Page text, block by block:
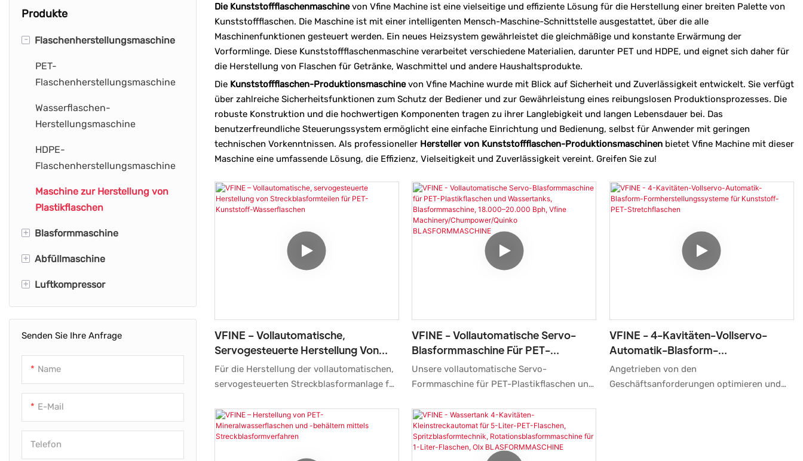
Produkte
- Flaschenherstellungsmaschine
PET-
Flaschenherstellungsmaschine
Wasserflaschen-
Herstellungsmaschine
HDPE-
Flaschenherstellungsmaschine
Maschine zur Herstellung von
Plastikflaschen
+ Blasformmaschine
Flaschenblasformmaschine
Flaschenblasmaschine
HDPE-Blasformmaschine
Extrusionsblasformmaschine
Haustier-Gebläsemaschine
PET-Flaschenblasmaschine
+ Abfüllmaschine
Flaschenfüllmaschine
Wasserabfüllmaschine
+ Luftkompressor
Industrieller Luftkompressor
Ölfreier Luftkompressor
Hochdruck-Luftkompressor
Schraubenluftkompressor
Senden Sie Ihre Anfrage
Name
E-Mail
Telefon
Die Kunststoffflaschenmaschinevon Vfine Machine ist eine vielseitige und effiziente Lösung für die Herstellung einer breiten Palette von
Kunststoffflaschen. Die Maschine ist mit einer intelligenten Mensch-Maschine-Schnittstelle ausgestattet, über die alle
Maschinenfunktionen gesteuert werden. Ein neues Heizsystem gewährleistet die gleichmäßige und konstante Erwärmung der
Vorformlinge. Diese Kunststoffflaschenmaschine verarbeitet verschiedene Materialien, darunter PET und HDPE, und eignet sich daher für
die Herstellung von Flaschen für Getränke, Waschmittel und andere Haushaltsprodukte.
Die Kunststoffflaschen-Produktionsmaschinevon Vfine Machine wurde mit Blick auf Sicherheit und Zuverlässigkeit entwickelt. Sie verfügt
über zahlreiche Sicherheitsfunktionen zum Schutz der Bediener und zur Gewährleistung eines reibungslosen Produktionsprozesses. Die
robuste Konstruktion und die hochwertigen Komponenten tragen zu ihrer Langlebigkeit und langen Lebensdauer bei. Das
benutzerfreundliche Steuerungssystem ermöglicht eine einfache Einrichtung und Bedienung, selbst für Anwender mit geringen
technischen Vorkenntnissen. Als professioneller Hersteller von Kunststoffflaschen-Produktionsmaschinenbietet Vfine Machine mit dieser
Maschine eine umfassende Lösung, die Effizienz, Vielseitigkeit und Zuverlässigkeit vereint. Greifen Sie zu!
VFINE – Vollautomatische,
Servogesteuerte Herstellung Von
Streckblasformteilen Für PET-
Kunststoff-Wasserflaschen
Für die Herstellung der vollautomatischen,
servogesteuerten Streckblasformanlage für
werden mehrere weltweit führende
Technologien eingesetzt. Aufgrund der
Produkt breite Anwendung im Bereich der
VFINE - Vollautomatische Servo-
Blasformmaschine Für PET-
Plastikflaschen Und Wassertanks,
Blasformmaschine, 18.000–20.000
Machinery/Chumpower/Quinko
BLASFORMMASCHINE
Unsere vollautomatische Servo-
Formmaschine für PET-Plastikflaschen und
pro Stunde von Vfine Machinery /
Chumpower / Quinko wurde mehrfach
getestet und erhielt die entsprechenden
Import- und Exportzertifikate. Sie besticht
VFINE - 4-Kavitäten-Vollservo-
Automatik-Blasform-
Formherstellungssysteme Für
Kunststoff-PET-Stretchflaschen
Angetrieben von den
Geschäftsanforderungen optimieren und